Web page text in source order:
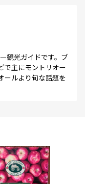
観光ガイドです。ブ
で主にモントリオー
ールより旬な話題を